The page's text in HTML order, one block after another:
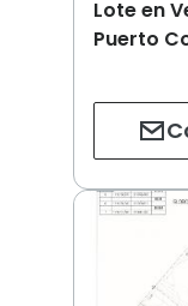
Lote en
Puerto